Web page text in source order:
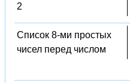
2
Список 8-ми простых
чисел перед числом